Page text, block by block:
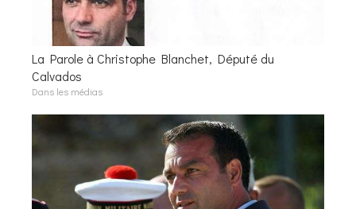
La Parole à Christophe Blanchet, Député du
Calvados
Dans les médias